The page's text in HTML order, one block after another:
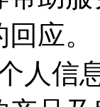
应。
人信